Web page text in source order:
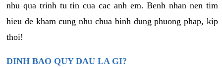
nhu qua trinh tu tin cua cac anh em. Benh nhan nen tim
hieu de kham cung nhu chua binh dung phuong phap, kip
thoi!
DINH BAO QUY DAU LA GI?